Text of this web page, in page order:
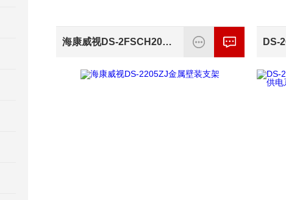
海康威视DS-2FSCH20S60-Q太阳能供电球机